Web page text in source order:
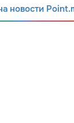
новости